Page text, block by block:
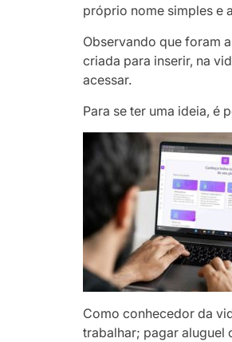
próprio nome simples e
Observando que foram
criada para inserir, na
acessar.
Para se ter uma ideia, é
Como conhecedor da
trabalhar; pagar aluguel